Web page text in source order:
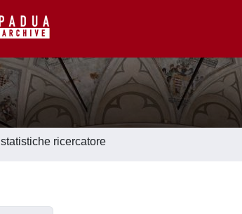
statistiche ricercatore